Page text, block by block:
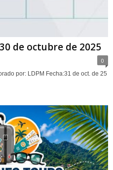
de octubre de 2025
0
por: LDPM Fecha:31 de oct. de 25